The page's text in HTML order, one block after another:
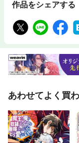
作品をシェアする
あわせてよく買